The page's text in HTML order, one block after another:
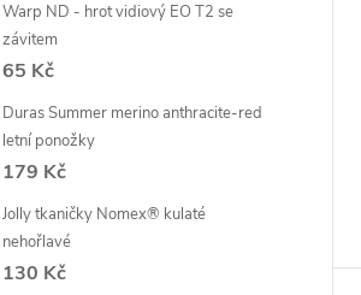
Warp ND - hrot vidiový EO T2 se
závitem
65 Kč
Duras Summer merino anthracite-red
letní ponožky
179 Kč
Jolly tkaničky Nomex® kulaté
nehořlavé
130 Kč